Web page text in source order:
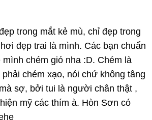
trong mắt kẻ mù, chỉ đẹp trong
đẹp trai là mình. Các bạn chuẩn
mình chém gió nha :D. Chém là
chém xạo, nói chứ không tâng
sợ, bởi tui là người chân thật ,
mỹ các thím à. Hòn Sơn có